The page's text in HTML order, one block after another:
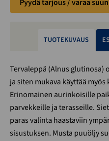
Pyydä tarjous / varaa
TUOTEKUVAUS
Tervaleppä (Alnus glutinosa)
ja siten mukava käyttää
Erinomainen aurinkoisille
parvekkeille ja terasseille.
paras valinta haastaviin
sisustuksen. Musta puuöljy